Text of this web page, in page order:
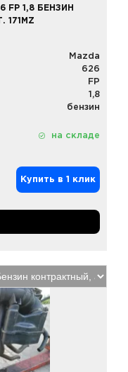
FP 1,8 БЕНЗИН
Mazda
626
FP
1,8
бензин
на складе
Купить в 1 клик